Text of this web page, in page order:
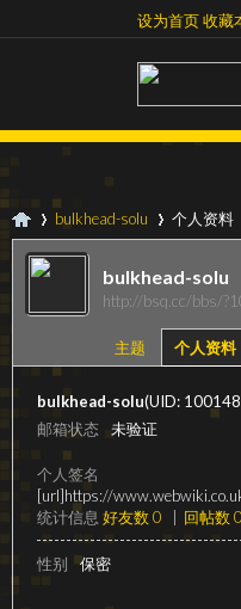
收藏本站设为首页收藏
›
bulkhead-solu 个人资料
bulkhead-solu
http://bsq.cc/bbs/
主题 个人资料
bulkhead-solu(UID:
邮箱状态
未验证
个人签名
[url]https://
统计信息 好友数 0 回帖数 0
性别 保密